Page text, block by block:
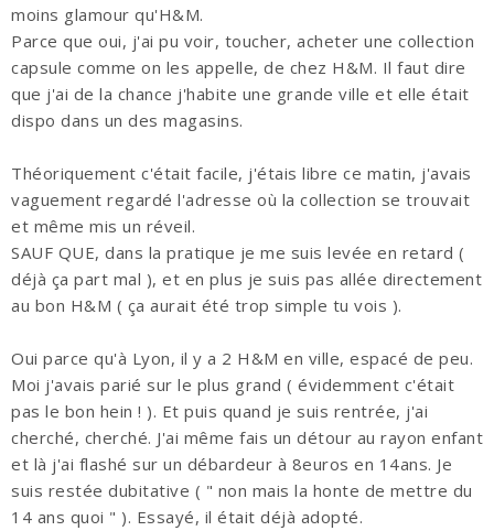
moins glamour qu'H&M.
Parce que oui, j'ai pu voir, toucher, acheter une collection
capsule comme on les appelle, de chez H&M. Il faut dire
que j'ai de la chance j'habite une grande ville et elle était
dispo dans un des magasins.
Théoriquement c'était facile, j'étais libre ce matin, j'avais
vaguement regardé l'adresse où la collection se trouvait
et même mis un réveil.
SAUF QUE, dans la pratique je me suis levée en retard (
déjà ça part mal ), et en plus je suis pas allée directement
au bon H&M ( ça aurait été trop simple tu vois ).
Oui parce qu'à Lyon, il y a 2 H&M en ville, espacé de peu.
Moi j'avais parié sur le plus grand ( évidemment c'était
pas le bon hein ! ). Et puis quand je suis rentrée, j'ai
cherché, cherché. J'ai même fais un détour au rayon enfant
et là j'ai flashé sur un débardeur à 8euros en 14ans. Je
suis restée dubitative ( " non mais la honte de mettre du
14 ans quoi " ). Essayé, il était déjà adopté.